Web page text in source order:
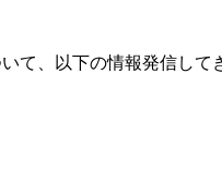
て、以下の情報発信し